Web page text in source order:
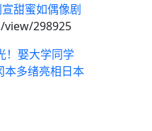
甜蜜如偶像剧
298925
！娶大学同学
本多绪亮相日本